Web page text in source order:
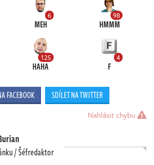
6
MEH
98
HMMM
125
HAHA
4
F
FACEBOOK SDÍLET NA TWITTER
Nahlásit chybu
/ Šéfredaktor